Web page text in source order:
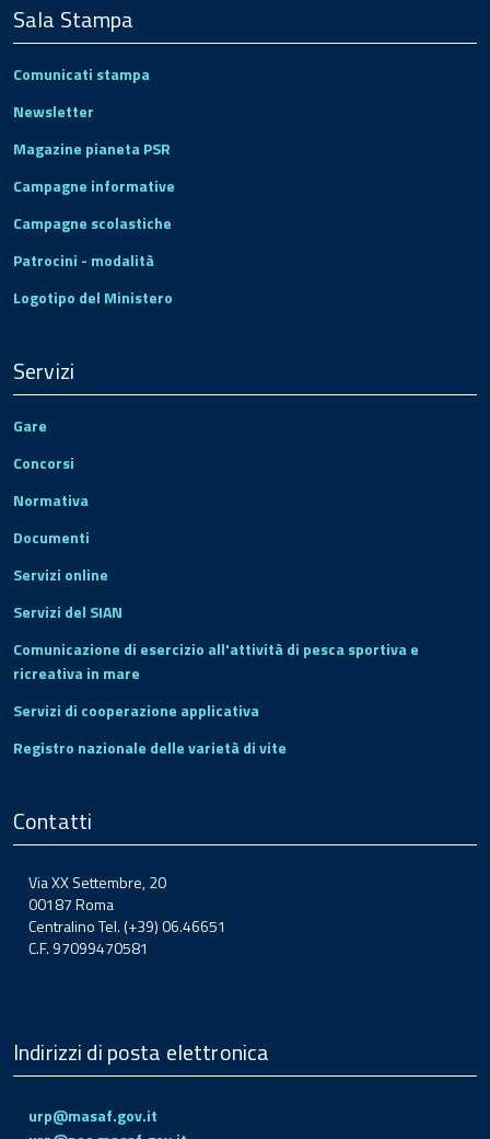
Sala Stampa
Comunicati stampa
Newsletter
Magazine pianeta PSR
Campagne informative
Campagne scolastiche
Patrocini - modalità
Logotipo del Ministero
Servizi
Gare
Concorsi
Normativa
Documenti
Servizi online
Servizi del SIAN
Comunicazione di esercizio all'attività di pesca sportiva e
ricreativa in mare
Servizi di cooperazione applicativa
Registro nazionale delle varietà di vite
Contatti
Via XX Settembre, 20
00187 Roma
Centralino Tel. (+39) 06.46651
C.F. 97099470581
Indirizzi di posta elettronica
urp@masaf.gov.it